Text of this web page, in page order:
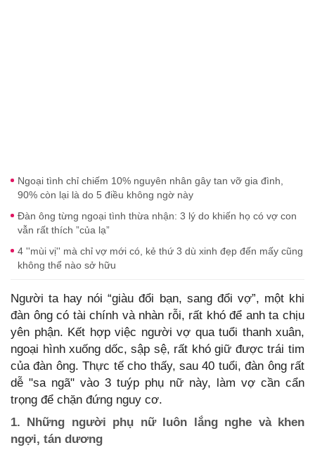
Ngoại tình chỉ chiếm 10% nguyên nhân gây tan vỡ gia đình,
90% còn lại là do 5 điều không ngờ này
Đàn ông từng ngoại tình thừa nhận: 3 lý do khiến họ có vợ con
vẫn rất thích ”của lạ”
4 ''mùi vị'' mà chỉ vợ mới có, kẻ thứ 3 dù xinh đẹp đến mấy cũng
không thể nào sở hữu
Người ta hay nói “giàu đổi bạn, sang đổi vợ”, một khi
đàn ông có tài chính và nhàn rỗi, rất khó để anh ta chịu
yên phận. Kết hợp việc người vợ qua tuổi thanh xuân,
ngoại hình xuống dốc, sập sệ, rất khó giữ được trái tim
của đàn ông. Thực tế cho thấy, sau 40 tuổi, đàn ông rất
dễ "sa ngã" vào 3 tuýp phụ nữ này, làm vợ cần cẩn
trọng để chặn đứng nguy cơ.
1. Những người phụ nữ luôn lắng nghe và khen
ngợi, tán dương